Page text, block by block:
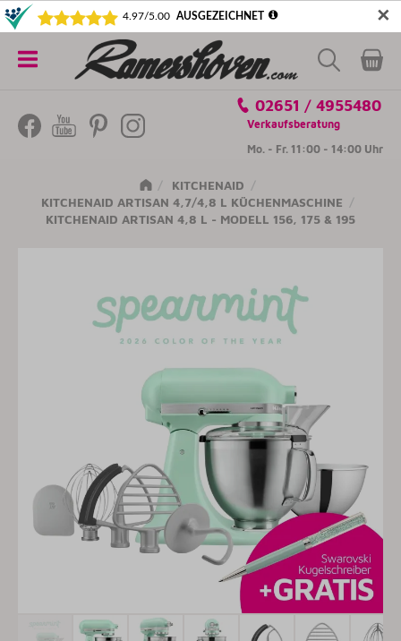
✕
5€ SICHERN! NEWSLETTER ABONNIEREN
Kategorien
02651 / 4955480
Verkaufsberatung
Mo. - Fr. 11:00 - 14:00 Uhr
KITCHENAID
KITCHENAID ARTISAN 4,7/4,8 L KÜCHENMASCHINE
KITCHENAID ARTISAN 4,8 L - MODELL 156, 175 & 195